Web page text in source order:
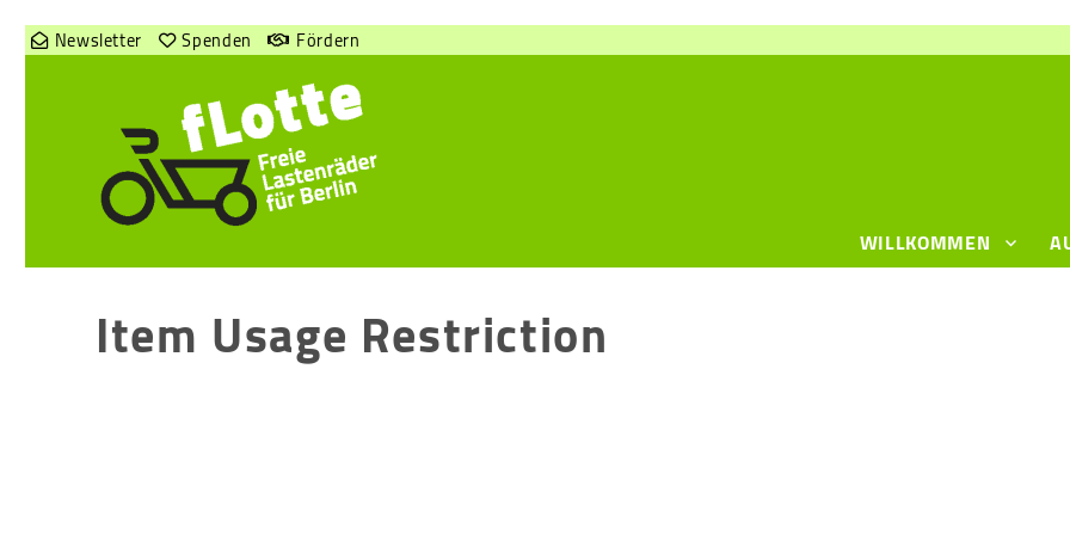
Newsletter Spenden Fördern
WILLKOMMEN
Item Usage Restriction